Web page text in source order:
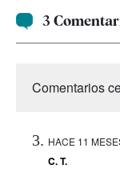
3
Comentarios
HACE 11
C. T.